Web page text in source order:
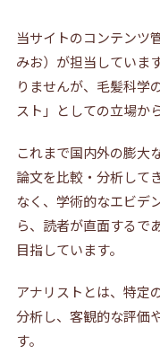
当サイトのコンテンツ
みお）が担当していま
りませんが、毛髪科学
スト」としての立場か
これまで国内外の膨大
論文を比較・分析して
なく、学術的なエビデ
ら、読者が直面するで
目指しています。
アナリストとは、特定
分析し、客観的な評価
す。